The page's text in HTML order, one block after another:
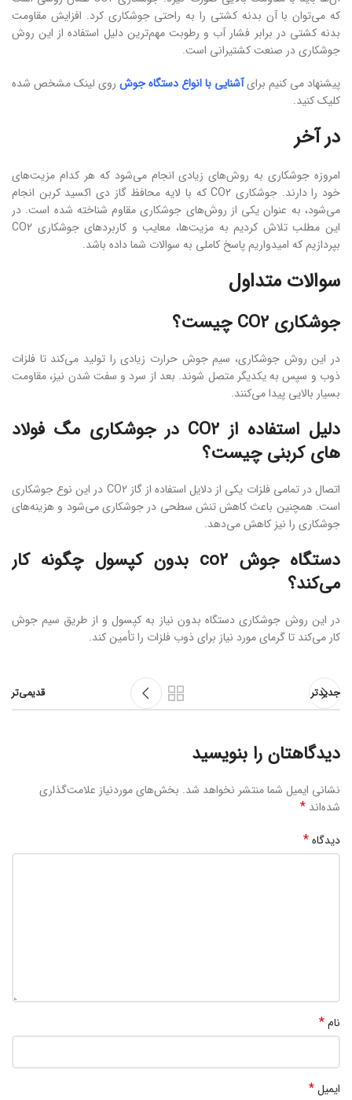
که می‌توان با آن بدنه کشتی را به راحتی جوشکاری کرد. افزایش مقاومت
بدنه کشتی در برابر فشار آب و رطوبت مهم‌ترین دلیل استفاده از این روش
جوشکاری در صنعت کشتیرانی است.
پیشنهاد می کنیم برایآشنایی با انواع دستگاه جوش روی لینک مشخص شده
کلیک کنید.
در آخر
امروزه جوشکاری به روش‌های زیادی انجام می‌شود که هر کدام مزیت‌های
خود را دارند. جوشکاری CO2 که با لایه محافظ گاز دی اکسید کربن انجام
می‌شود، به عنوان یکی از روش‌های جوشکاری مقاوم شناخته شده است. در
این مطلب تلاش کردیم به مزیت‌ها، معایب و کاربردهای جوشکاری CO2
بپردازیم که امیدواریم پاسخ کاملی به سوالات شما داده باشد.
سوالات متداول
جوشکاری CO2 چیست؟
در این روش جوشکاری، سیم جوش حرارت زیادی را تولید می‌کند تا فلزات
ذوب و سپس به یکدیگر متصل شوند. بعد از سرد و سفت شدن نیز، مقاومت
بسیار بالایی پیدا می‌کنند.
دلیل استفاده از CO2 در جوشکاری مگ فولاد
های کربنی چیست؟
اتصال در تمامی فلزات یکی از دلایل استفاده از گاز CO2 در این نوع جوشکاری
است. همچنین باعث کاهش تنش سطحی در جوشکاری می‌شود و هزینه‌های
جوشکاری را نیز کاهش می‌دهد.
دستگاه جوش co2 بدون کپسول چگونه کار
می‌کند؟
در این روش جوشکاری دستگاه بدون نیاز به کپسول و از طریق سیم جوش
کار می‌کند تا گرمای مورد نیاز برای ذوب فلزات را تأمین کند.
جدیدتر قدیمی‌تر
دیدگاهتان را بنویسید
نشانی ایمیل شما منتشر نخواهد شد. بخش‌های موردنیاز علامت‌گذاری
شده‌اند *
دیدگاه*
نام*
ایمیل*